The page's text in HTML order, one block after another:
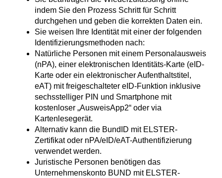
indem Sie den Prozess Schritt für Schritt
durchgehen und geben die korrekten Daten ein.
Sie weisen Ihre Identität mit einer der folgenden
Identifizierungsmethoden nach:
Natürliche Personen mit einem Personalausweis
(nPA), einer elektronischen Identitäts-Karte (eID-
Karte oder ein elektronischer Aufenthaltstitel,
eAT) mit freigeschalteter eID-Funktion inklusive
sechsstelliger PIN und Smartphone mit
kostenloser „AusweisApp2“ oder via
Kartenlesegerät.
Alternativ kann die BundID mit ELSTER-
Zertifikat oder nPA/eID/eAT-Authentifizierung
verwendet werden.
Juristische Personen benötigen das
Unternehmenskonto BUND mit ELSTER-